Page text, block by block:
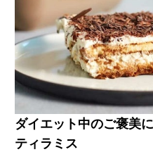
ダイエット中のご褒美
ティラミス